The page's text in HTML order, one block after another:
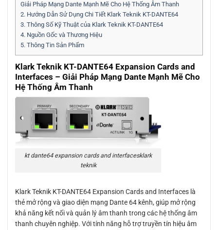
Giải Pháp Mạng Dante Mạnh Mẽ Cho Hệ Thống Âm Thanh
2. Hướng Dẫn Sử Dụng Chi Tiết Klark Teknik KT-DANTE64
3. Thông Số Kỹ Thuật của Klark Teknik KT-DANTE64
4. Nguồn Gốc và Thương Hiệu
5. Thông Tin Sản Phẩm
Klark Teknik KT-DANTE64 Expansion Cards and
Interfaces – Giải Pháp Mạng Dante Mạnh Mẽ Cho
Hệ Thống Âm Thanh
kt dante64 expansion cards and interfacesklark
teknik
Klark Teknik KT-DANTE64 Expansion Cards and Interfaces là
thẻ mở rộng và giao diện mạng Dante 64 kênh, giúp mở rộng
khả năng kết nối và quản lý âm thanh trong các hệ thống âm
thanh chuyên nghiệp. Với tính năng hỗ trợ truyền tín hiệu âm